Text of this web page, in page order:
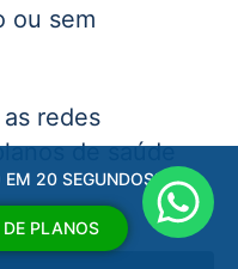
ou sem
redes
de saúde
20 SEGUNDOS?
PLANOS